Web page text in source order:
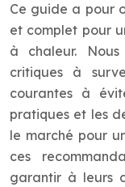
Ce guide a pour
et complet pour
à chaleur.
critiques à
courantes à
pratiques et les
le marché pour
ces
garantir à leurs